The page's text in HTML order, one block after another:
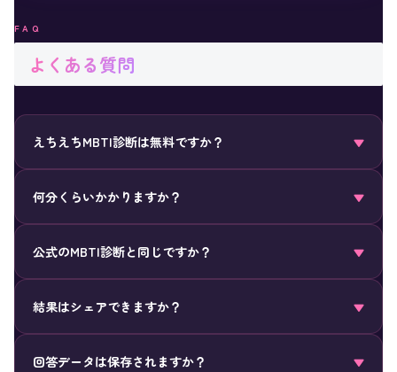
FAQ
よくある質問
えちえちMBTI診断は無料ですか？ ▼
はい、完全無料です。登録・メールアドレス・アプリのインス
何分くらいかかりますか？ ▼
約2分が目安です。20問すべてYES/NOで答えるだけなので、移
公式のMBTI診断と同じですか？ ▼
異なります。MBTIの4軸の枠組みをオリジナルで解釈した18歳以
結果はシェアできますか？ ▼
はい！結果画面からXへの投稿・LINEへの送信・結果画像の保存
回答データは保存されますか？ ▼